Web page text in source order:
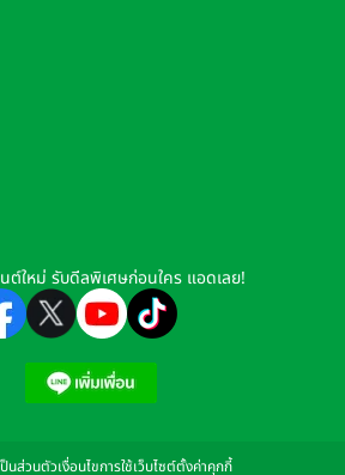
ต์ใหม่ รับดีลพิเศษก่อนใคร แอดเลย!
ป็นส่วนตัวเงื่อนไขการใช้เว็บไซต์ตั้งค่าคุกกี้